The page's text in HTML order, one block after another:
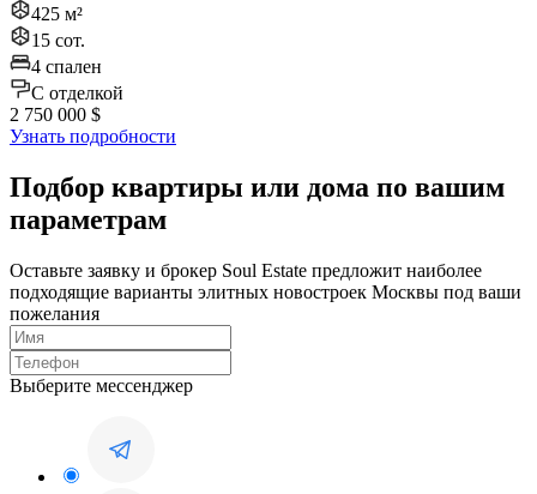
425 м²
15 сот.
4 спален
C отделкой
2 750 000 $
Узнать подробности
Подбор квартиры или дома по вашим
параметрам
Оставьте заявку и брокер Soul Estate предложит наиболее
подходящие варианты элитных новостроек Москвы под ваши
пожелания
Выберите мессенджер